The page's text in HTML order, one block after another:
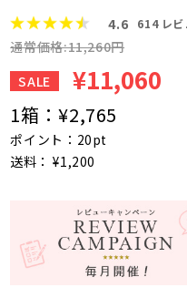
4.6 614レビ
通常価格:11,260円
SALE
¥11,060
1箱：¥2,765
ポイント：20pt
送料： ¥1,200